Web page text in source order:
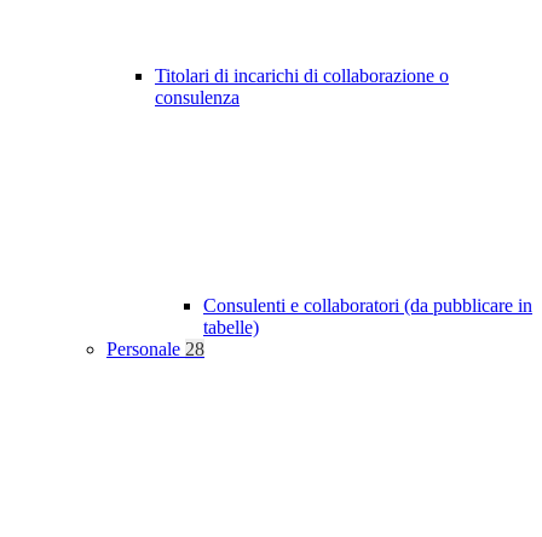
Titolari di incarichi di collaborazione o
consulenza
Consulenti e collaboratori (da pubblicare in
tabelle)
Personale 28